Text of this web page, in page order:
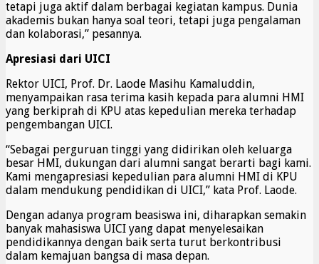
tetapi juga aktif dalam berbagai kegiatan kampus. Dunia
akademis bukan hanya soal teori, tetapi juga pengalaman
dan kolaborasi,” pesannya.
Apresiasi dari UICI
Rektor UICI, Prof. Dr. Laode Masihu Kamaluddin,
menyampaikan rasa terima kasih kepada para alumni HMI
yang berkiprah di KPU atas kepedulian mereka terhadap
pengembangan UICI.
“Sebagai perguruan tinggi yang didirikan oleh keluarga
besar HMI, dukungan dari alumni sangat berarti bagi kami.
Kami mengapresiasi kepedulian para alumni HMI di KPU
dalam mendukung pendidikan di UICI,” kata Prof. Laode.
Dengan adanya program beasiswa ini, diharapkan semakin
banyak mahasiswa UICI yang dapat menyelesaikan
pendidikannya dengan baik serta turut berkontribusi
dalam kemajuan bangsa di masa depan.